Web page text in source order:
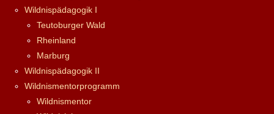
Wildnispädagogik I
Teutoburger Wald
Rheinland
Marburg
Wildnispädagogik II
Wildnismentorprogramm
Wildnismentor